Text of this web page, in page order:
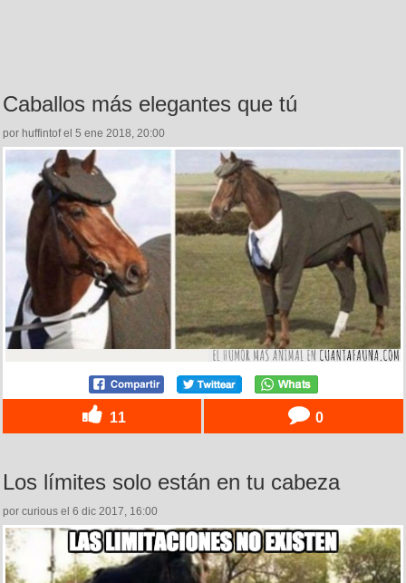
Caballos más elegantes que tú
por huffintof el 5 ene 2018, 20:00
11 0
Los límites solo están en tu cabeza
por curious el 6 dic 2017, 16:00